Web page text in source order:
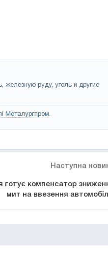
железную руду, уголь и другие
Металургпром.
Наступна
готує компенсатор
мит на ввезення